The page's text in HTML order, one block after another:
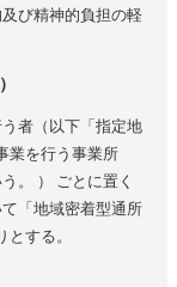
び精神的負担の軽
者（以下「指定地
業を行う事業所
。 ） ごとに置く
「地域密着型通所
する。